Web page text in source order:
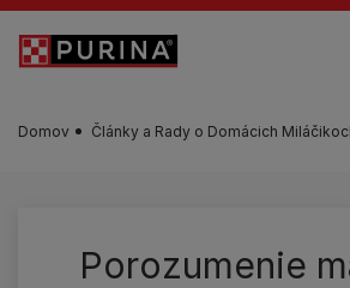
Skočiť na hlavný obsah
Domov Články a Rady o Domácich
Porozumenie